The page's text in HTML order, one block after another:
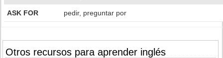
ASK FOR pedir, preguntar por
Otros recursos para aprender inglés